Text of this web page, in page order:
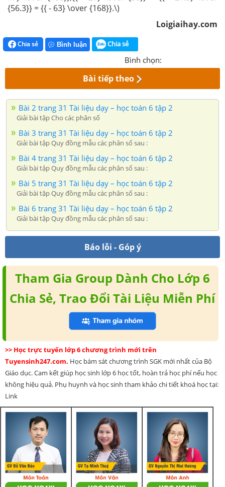
{56.3}} = {{ - 63} \over {168}}.\)
Loigiaihay.com
Chia sẻ Bình luận Chia sẻ
Bình chọn:
Bài tiếp theo
Bài 2 trang 31 Tài liệu dạy – học toán 6 tập 2
Giải bài tập Cho các phân số
Bài 3 trang 31 Tài liệu dạy – học toán 6 tập 2
Giải bài tập Quy đồng mẫu các phân số sau :
Bài 4 trang 31 Tài liệu dạy – học toán 6 tập 2
Giải bài tập Quy đồng mẫu các phân số sau :
Bài 5 trang 31 Tài liệu dạy – học toán 6 tập 2
Giải bài tập Quy đồng mẫu các phân số sau :
Bài 6 trang 31 Tài liệu dạy – học toán 6 tập 2
Giải bài tập Quy đồng mẫu các phân số sau :
Báo lỗi - Góp ý
Tham Gia Group Dành Cho Lớp 6
Chia Sẻ, Trao Đổi Tài Liệu Miễn Phí
>> Học trực tuyến lớp 6 chương trình mới trên
Tuyensinh247.com. Học bám sát chương trình SGK mới nhất của Bộ
Giáo dục. Cam kết giúp học sinh lớp 6 học tốt, hoàn trả học phí nếu học
không hiệu quả. Phụ huynh và học sinh tham khảo chi tiết khoá học tại:
Link